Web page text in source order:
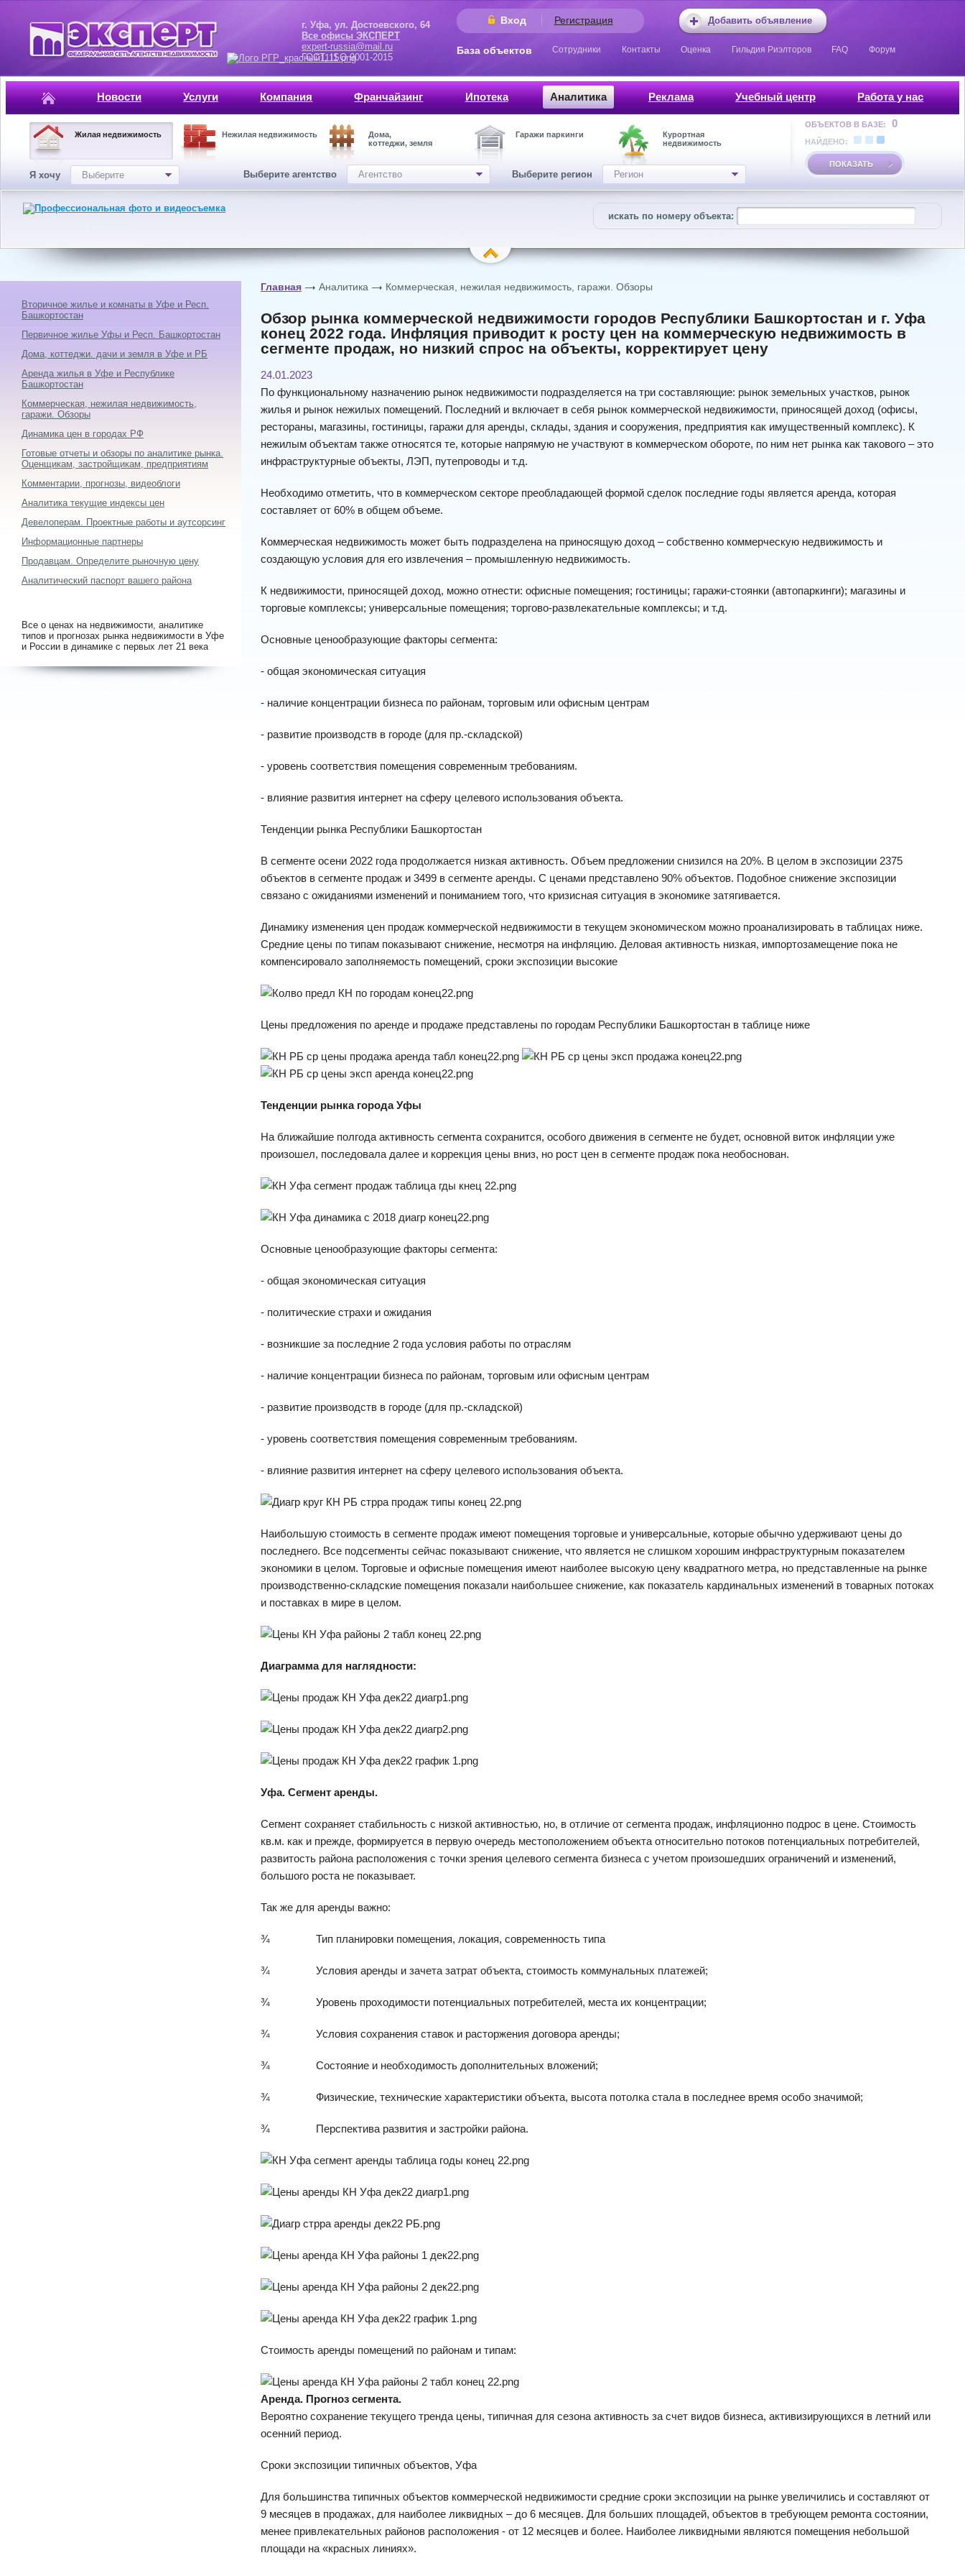
Добавить объявление
Вход Регистрация
г. Уфа, ул. Достоевского, 64
Все офисы ЭКСПЕРТ
expert-russia@mail.ru
ГОСТ, ISO 9001-2015
База объектов Сотрудники Контакты Оценка Гильдия Риэлторов FAQ Форум
Новости Услуги Компания Франчайзинг Ипотека Аналитика Реклама Учебный центр Работа у нас
Жилая недвижимость Нежилая недвижимость
Дома,
коттеджи, земля
Гаражи паркинги
Курортная
недвижимость
Я хочу Выберите Выберите агентство Агентство Выберите регион Регион
ОБЪЕКТОВ В БАЗЕ: 0
НАЙДЕНО:
ПОКАЗАТЬ
искать по номеру объекта:
Главная Аналитика Коммерческая, нежилая недвижимость, гаражи. Обзоры
Обзор рынка коммерческой недвижимости городов Республики Башкортостан и г. Уфа
конец 2022 года. Инфляция приводит к росту цен на коммерческую недвижимость в
сегменте продаж, но низкий спрос на объекты, корректирует цену
24.01.2023
По функциональному назначению рынок недвижимости подразделяется на три составляющие: рынок земельных участков, рынок
жилья и рынок нежилых помещений. Последний и включает в себя рынок коммерческой недвижимости, приносящей доход (офисы,
рестораны, магазины, гостиницы, гаражи для аренды, склады, здания и сооружения, предприятия как имущественный комплекс). К
нежилым объектам также относятся те, которые напрямую не участвуют в коммерческом обороте, по ним нет рынка как такового – это
инфраструктурные объекты, ЛЭП, путепроводы и т.д.
Необходимо отметить, что в коммерческом секторе преобладающей формой сделок последние годы является аренда, которая
составляет от 60% в общем объеме.
Коммерческая недвижимость может быть подразделена на приносящую доход – собственно коммерческую недвижимость и
создающую условия для его извлечения – промышленную недвижимость.
К недвижимости, приносящей доход, можно отнести: офисные помещения; гостиницы; гаражи-стоянки (автопаркинги); магазины и
торговые комплексы; универсальные помещения; торгово-развлекательные комплексы; и т.д.
Основные ценообразующие факторы сегмента:
- общая экономическая ситуация
- наличие концентрации бизнеса по районам, торговым или офисным центрам
- развитие производств в городе (для пр.-складской)
- уровень соответствия помещения современным требованиям.
- влияние развития интернет на сферу целевого использования объекта.
Тенденции рынка Республики Башкортостан
В сегменте осени 2022 года продолжается низкая активность. Объем предложении снизился на 20%. В целом в экспозиции 2375
объектов в сегменте продаж и 3499 в сегменте аренды. С ценами представлено 90% объектов. Подобное снижение экспозиции
связано с ожиданиями изменений и пониманием того, что кризисная ситуация в экономике затягивается.
Динамику изменения цен продаж коммерческой недвижимости в текущем экономическом можно проанализировать в таблицах ниже.
Средние цены по типам показывают снижение, несмотря на инфляцию. Деловая активность низкая, импортозамещение пока не
компенсировало заполняемость помещений, сроки экспозиции высокие
Цены предложения по аренде и продаже представлены по городам Республики Башкортостан в таблице ниже
Тенденции рынка города Уфы
На ближайшие полгода активность сегмента сохранится, особого движения в сегменте не будет, основной виток инфляции уже
произошел, последовала далее и коррекция цены вниз, но рост цен в сегменте продаж пока необоснован.
Основные ценообразующие факторы сегмента:
- общая экономическая ситуация
- политические страхи и ожидания
- возникшие за последние 2 года условия работы по отраслям
- наличие концентрации бизнеса по районам, торговым или офисным центрам
- развитие производств в городе (для пр.-складской)
- уровень соответствия помещения современным требованиям.
- влияние развития интернет на сферу целевого использования объекта.
Наибольшую стоимость в сегменте продаж имеют помещения торговые и универсальные, которые обычно удерживают цены до
последнего. Все подсегменты сейчас показывают снижение, что является не слишком хорошим инфраструктурным показателем
экономики в целом. Торговые и офисные помещения имеют наиболее высокую цену квадратного метра, но представленные на рынке
производственно-складские помещения показали наибольшее снижение, как показатель кардинальных изменений в товарных потоках
и поставках в мире в целом.
Диаграмма для наглядности:
Уфа. Сегмент аренды.
Сегмент сохраняет стабильность с низкой активностью, но, в отличие от сегмента продаж, инфляционно подрос в цене. Стоимость
кв.м. как и прежде, формируется в первую очередь местоположением объекта относительно потоков потенциальных потребителей,
развитость района расположения с точки зрения целевого сегмента бизнеса с учетом произошедших ограничений и изменений,
большого роста не показывает.
Так же для аренды важно:
¾ Тип планировки помещения, локация, современность типа
¾ Условия аренды и зачета затрат объекта, стоимость коммунальных платежей;
¾ Уровень проходимости потенциальных потребителей, места их концентрации;
¾ Условия сохранения ставок и расторжения договора аренды;
¾ Состояние и необходимость дополнительных вложений;
¾ Физические, технические характеристики объекта, высота потолка стала в последнее время особо значимой;
¾ Перспектива развития и застройки района.
Стоимость аренды помещений по районам и типам:
Аренда. Прогноз сегмента.
Вероятно сохранение текущего тренда цены, типичная для сезона активность за счет видов бизнеса, активизирующихся в летний или
осенний период.
Сроки экспозиции типичных объектов, Уфа
Для большинства типичных объектов коммерческой недвижимости средние сроки экспозиции на рынке увеличились и составляют от
9 месяцев в продажах, для наиболее ликвидных – до 6 месяцев. Для больших площадей, объектов в требующем ремонта состоянии,
менее привлекательных районов расположения - от 12 месяцев и более. Наиболее ликвидными являются помещения небольшой
площади на «красных линиях».
Вторичное жилье и комнаты в Уфе и Респ.
Башкортостан
Первичное жилье Уфы и Респ. Башкортостан
Дома, коттеджи. дачи и земля в Уфе и РБ
Аренда жилья в Уфе и Республике
Башкортостан
Коммерческая, нежилая недвижимость,
гаражи. Обзоры
Динамика цен в городах РФ
Готовые отчеты и обзоры по аналитике рынка.
Оценщикам, застройщикам, предприятиям
Комментарии, прогнозы, видеоблоги
Аналитика текущие индексы цен
Девелоперам. Проектные работы и аутсорсинг
Информационные партнеры
Продавцам. Определите рыночную цену
Аналитический паспорт вашего района
Все о ценах на недвижимости, аналитике
типов и прогнозах рынка недвижимости в Уфе
и России в динамике с первых лет 21 века